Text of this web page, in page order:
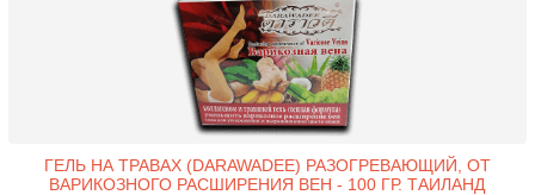
ГЕЛЬ НА ТРАВАХ (DARAWADEE) РАЗОГРЕВАЮЩИЙ, ОТ
ВАРИКОЗНОГО РАСШИРЕНИЯ ВЕН - 100 ГР. ТАИЛАНД